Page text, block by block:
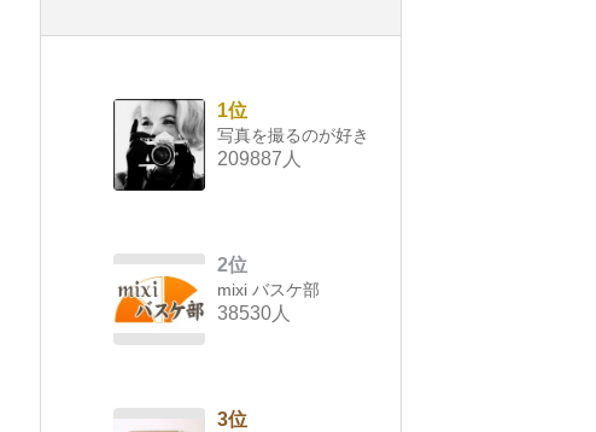
1位
写真を撮るのが好き
209887人
2位
mixi バスケ部
38530人
3位